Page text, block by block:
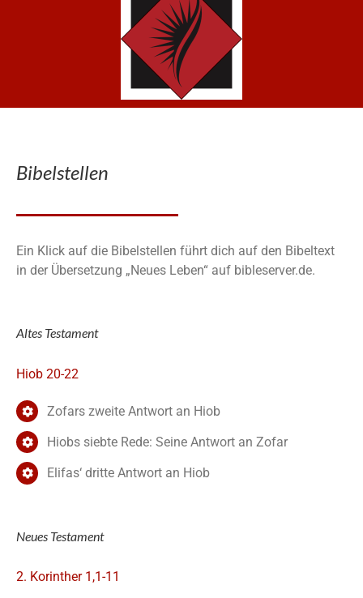
Bibelstellen
Ein Klick auf die Bibelstellen führt dich auf den Bibeltext
in der Übersetzung „Neues Leben“ auf bibleserver.de.
Altes Testament
Hiob 20-22
Zofars zweite Antwort an Hiob
Hiobs siebte Rede: Seine Antwort an Zofar
Elifas‘ dritte Antwort an Hiob
Neues Testament
2. Korinther 1,1-11